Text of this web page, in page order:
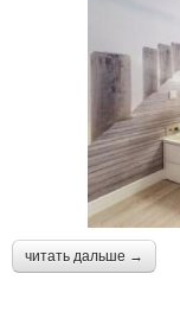
читать дальше →